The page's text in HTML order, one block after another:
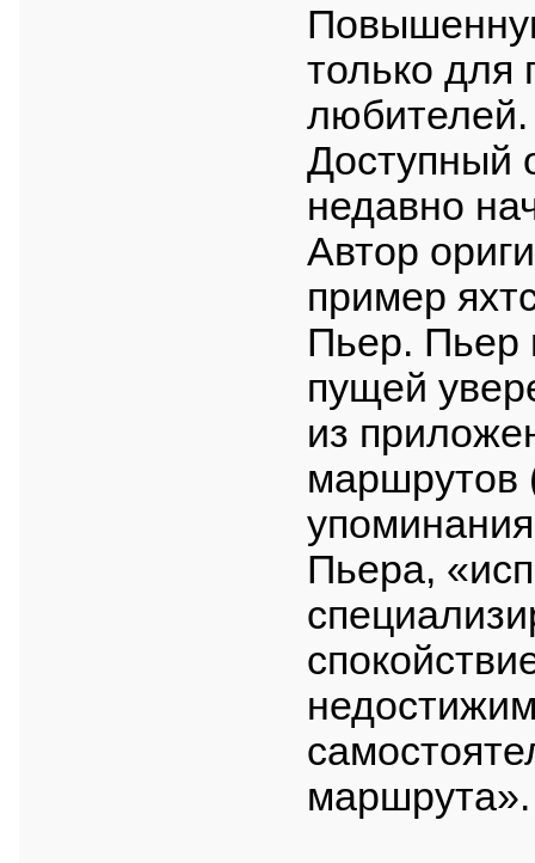
только для
любителей.
Доступный
недавно
Автор
пример
Пьер. Пьер
пущей
из
маршрутов
Пьера,
маршрута».